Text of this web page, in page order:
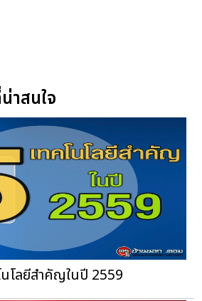
าสนใจ
นโลยีสำคัญในปี 2559